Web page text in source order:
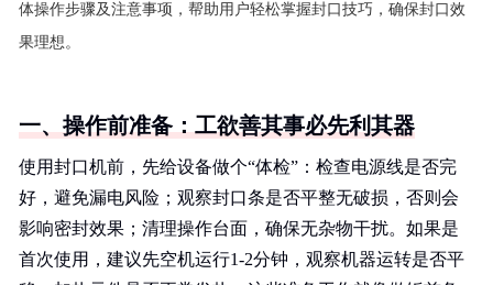
体操作步骤及注意事项，帮助用户轻松掌握封口技巧，确保封口效
果理想。
一、操作前准备：工欲善其事必先利其器
使用封口机前，先给设备做个“体检”：检查电源线是否完
好，避免漏电风险；观察封口条是否平整无破损，否则会
影响密封效果；清理操作台面，确保无杂物干扰。如果是
首次使用，建议先空机运行1-2分钟，观察机器运转是否平